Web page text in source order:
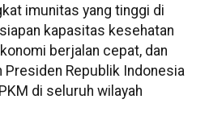
imunitas yang tinggi di
kapasitas kesehatan
berjalan cepat, dan
Presiden Republik Indonesia
di seluruh wilayah